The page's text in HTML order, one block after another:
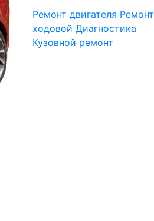
Ремонт двигателя Ремонт
ходовой Диагностика
Кузовной ремонт